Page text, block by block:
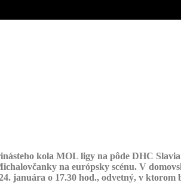
kola MOL ligy na pôde DHC
na európsky scénu. V
januára o 17.30 hod., odvetný, v